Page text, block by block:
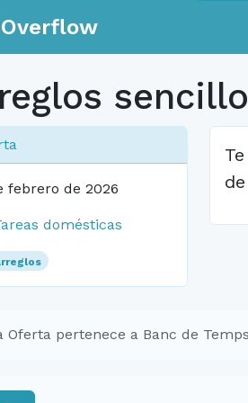
febrero de 2026
domésticas
Oferta pertenece a Banc de